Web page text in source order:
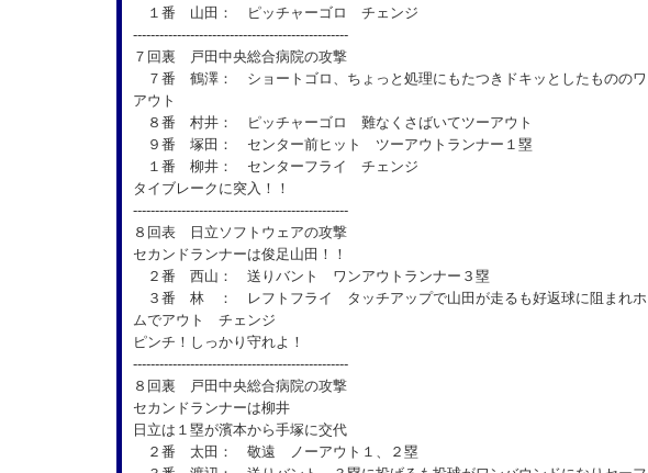
１番 山田： ピッチャーゴロ チェンジ
-------------------------------------------------
７回裏 戸田中央総合病院の攻撃
７番 鶴澤： ショートゴロ、ちょっと処理にもたつきドキッとしたものの
アウト
８番 村井： ピッチャーゴロ 難なくさばいてツーアウト
９番 塚田： センター前ヒット ツーアウトランナー１塁
１番 柳井： センターフライ チェンジ
タイブレークに突入！！
-------------------------------------------------
８回表 日立ソフトウェアの攻撃
セカンドランナーは俊足山田！！
２番 西山： 送りバント ワンアウトランナー３塁
３番 林 ： レフトフライ タッチアップで山田が走るも好返球に阻まれ
ムでアウト チェンジ
ピンチ！しっかり守れよ！
-------------------------------------------------
８回裏 戸田中央総合病院の攻撃
セカンドランナーは柳井
日立は１塁が濱本から手塚に交代
２番 太田： 敬遠 ノーアウト１、２塁